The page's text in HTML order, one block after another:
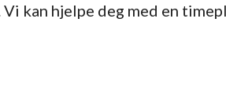
kan hjelpe deg med en